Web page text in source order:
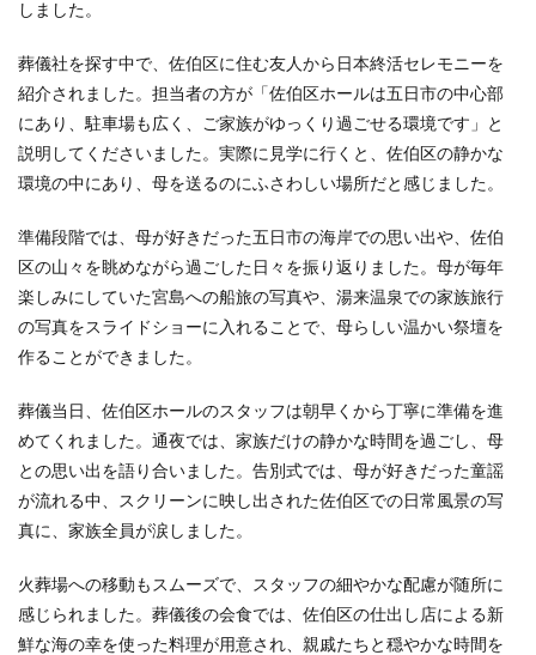
しました。
葬儀社を探す中で、佐伯区に住む友人から日本終活セレモニーを
紹介されました。担当者の方が「佐伯区ホールは五日市の中心部
にあり、駐車場も広く、ご家族がゆっくり過ごせる環境です」と
説明してくださいました。実際に見学に行くと、佐伯区の静かな
環境の中にあり、母を送るのにふさわしい場所だと感じました。
準備段階では、母が好きだった五日市の海岸での思い出や、佐伯
区の山々を眺めながら過ごした日々を振り返りました。母が毎年
楽しみにしていた宮島への船旅の写真や、湯来温泉での家族旅行
の写真をスライドショーに入れることで、母らしい温かい祭壇を
作ることができました。
葬儀当日、佐伯区ホールのスタッフは朝早くから丁寧に準備を進
めてくれました。通夜では、家族だけの静かな時間を過ごし、母
との思い出を語り合いました。告別式では、母が好きだった童謡
が流れる中、スクリーンに映し出された佐伯区での日常風景の写
真に、家族全員が涙しました。
火葬場への移動もスムーズで、スタッフの細やかな配慮が随所に
感じられました。葬儀後の会食では、佐伯区の仕出し店による新
鮮な海の幸を使った料理が用意され、親戚たちと穏やかな時間を